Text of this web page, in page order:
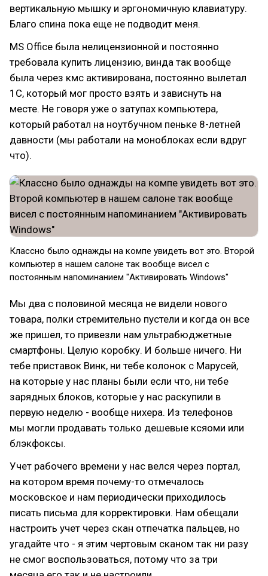
вертикальную мышку и эргономичную клавиатуру.
Благо спина пока еще не подводит меня.
MS Office была нелицензионной и постоянно
требовала купить лицензию, винда так вообще
была через кмс активирована, постоянно вылетал
1С, который мог просто взять и зависнуть на
месте. Не говоря уже о затупах компьютера,
который работал на ноутбучном пеньке 8-летней
давности (мы работали на моноблоках если вдруг
что).
Классно было однажды на компе увидеть вот это. Второй
компьютер в нашем салоне так вообще висел с
постоянным напоминанием "Активировать Windows"
Мы два с половиной месяца не видели нового
товара, полки стремительно пустели и когда он все
же пришел, то привезли нам ультрабюджетные
смартфоны. Целую коробку. И больше ничего. Ни
тебе приставок Винк, ни тебе колонок с Марусей,
на которые у нас планы были если что, ни тебе
зарядных блоков, которые у нас раскупили в
первую неделю - вообще нихера. Из телефонов
мы могли продавать только дешевые ксяоми или
блэкфоксы.
Учет рабочего времени у нас велся через портал,
на котором время почему-то отмечалось
московское и нам периодически приходилось
писать письма для корректировки. Нам обещали
настроить учет через скан отпечатка пальцев, но
угадайте что - я этим чертовым сканом так ни разу
не смог воспользоваться, потому что за три